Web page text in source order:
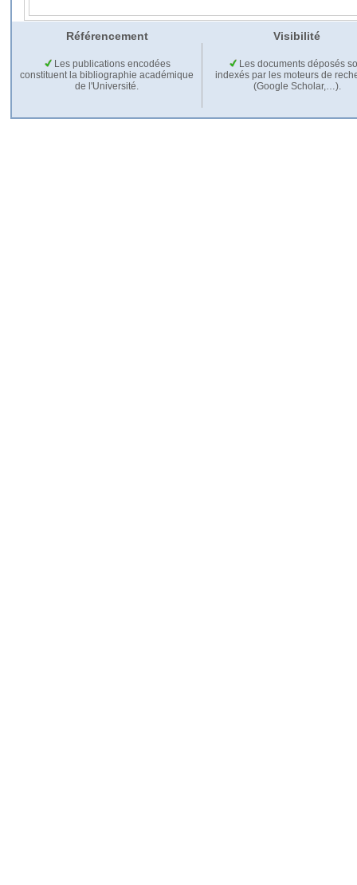
Référencement Visibilité
Les publications encodées
constituent la bibliographie académique
de l'Université.
Les documents déposés
indexés par les moteurs de
(Google Scholar,…).